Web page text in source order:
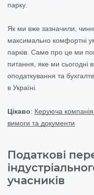
парку.
Як ми вже зазначили,
максимально комфортні
парків. Саме про це ми
питання, яке ми сьогодні
оподаткування та
в Україні.
Цікаво: Керуюча компанія
вимоги та документи
Податкові
учасників